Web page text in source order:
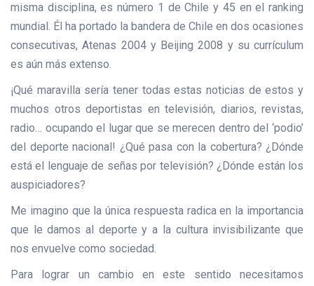
misma disciplina, es número 1 de Chile y 45 en el ranking
mundial. Él ha portado la bandera de Chile en dos ocasiones
consecutivas, Atenas 2004 y Beijing 2008 y su currículum
es aún más extenso.
¡Qué maravilla sería tener todas estas noticias de estos y
muchos otros deportistas en televisión, diarios, revistas,
radio… ocupando el lugar que se merecen dentro del ‘podio’
del deporte nacional! ¿Qué pasa con la cobertura? ¿Dónde
está el lenguaje de señas por televisión? ¿Dónde están los
auspiciadores?
Me imagino que la única respuesta radica en la importancia
que le damos al deporte y a la cultura invisibilizante que
nos envuelve como sociedad.
Para lograr un cambio en este sentido necesitamos